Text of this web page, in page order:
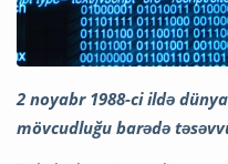
2 noyabr 1988-ci ildə
mövcudluğu barədə